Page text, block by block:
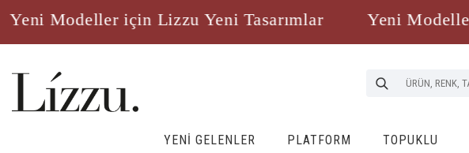
Modeller için Lizzu Yeni Tasarımlar Yeni Modeller
YENİ GELENLER PLATFORM TOPUKLU